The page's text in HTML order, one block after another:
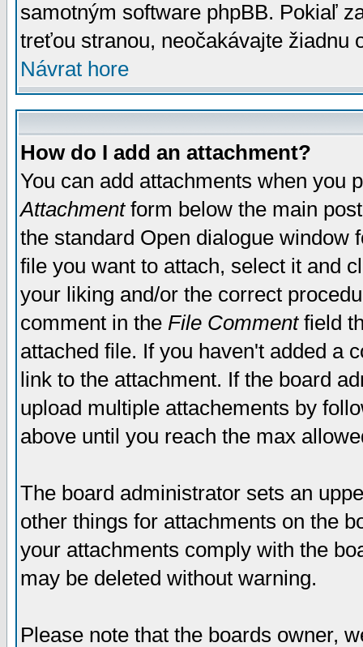
samotným software phpBB. Pokiaľ
treťou stranou, neočakávajte žiadnu
Návrat hore
How do I add an attachment?
You can add attachments when you
Attachmentform below the main
the standard Open dialogue window
file you want to attach, select it and
your liking and/or the correct
comment in the File Commentfield
attached file. If you haven't added a
link to the attachment. If the board
upload multiple attachements by
above until you reach the max
The board administrator sets an
other things for attachments on the
your attachments comply with the
may be deleted without warning.
Please note that the boards owner,